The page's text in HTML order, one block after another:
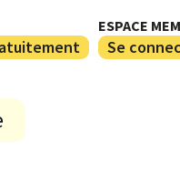
ESPACE
Se